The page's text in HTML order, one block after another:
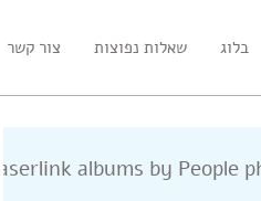
בלוג שאלות נפוצות צור קשר
Laserlink albums by People